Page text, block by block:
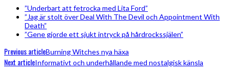
”Underbart att fetrocka med Lita Ford”
”Jag är stolt över Deal With The Devil och Appointment With
Death”
”Gene gjorde ett sjukt intryck på hårdrockssjälen”
Previous articleBurning Witches nya häxa
Next articleInformativt och underhållande med nostalgisk känsla